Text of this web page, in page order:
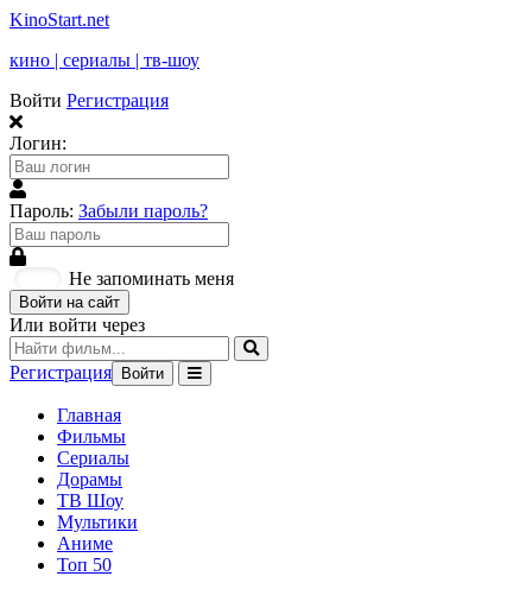
KinoStart.net
кино | сериалы | тв-шоу
Войти Регистрация
Логин:
Пароль: Забыли пароль?
Не запоминать меня
Войти на сайт
Или войти через
Регистрация Войти
Главная
Фильмы
Сериалы
Дорамы
ТВ Шоу
Мультики
Аниме
Топ 50